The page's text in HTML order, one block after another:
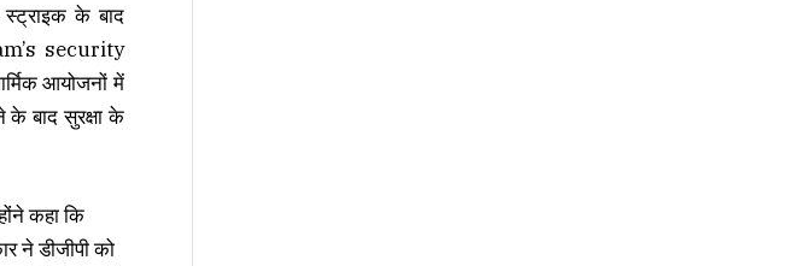
स्ट्राइक के बाद
security
आयोजनों में
के बाद सुरक्षा के
कहा कि
ने डीजीपी को